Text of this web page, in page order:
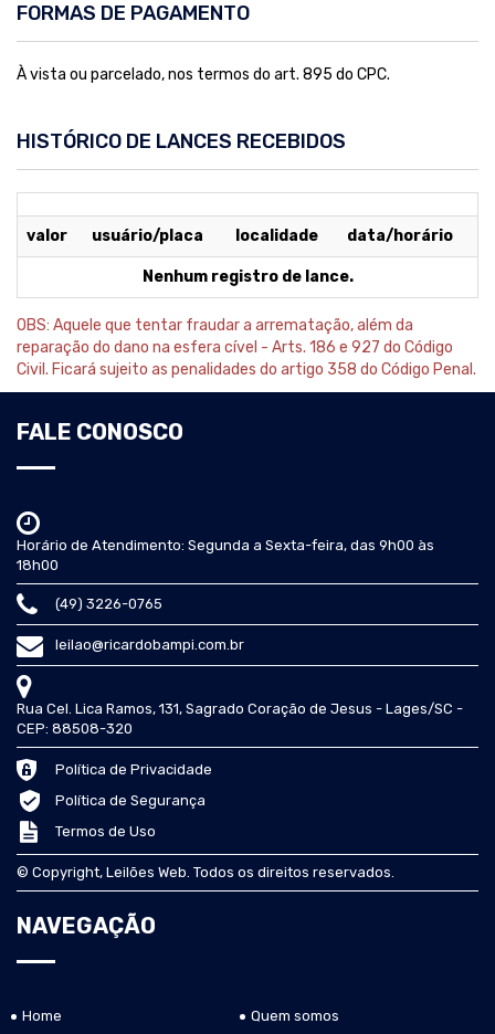
FORMAS DE PAGAMENTO
À vista ou parcelado, nos termos do art. 895 do CPC.
HISTÓRICO DE LANCES RECEBIDOS
valor usuário/placa localidade data/horário
Nenhum registro de lance.
OBS: Aquele que tentar fraudar a arrematação, além da
reparação do dano na esfera cível - Arts. 186 e 927 do Código
Civil. Ficará sujeito as penalidades do artigo 358 do Código Penal.
FALE CONOSCO
Horário de Atendimento: Segunda a Sexta-feira, das 9h00 às
18h00
(49) 3226-0765
leilao@ricardobampi.com.br
Rua Cel. Lica Ramos, 131, Sagrado Coração de Jesus - Lages/SC -
CEP: 88508-320
Política de Privacidade
Política de Segurança
Termos de Uso
© Copyright, Leilões Web. Todos os direitos reservados.
NAVEGAÇÃO
Home Quem somos